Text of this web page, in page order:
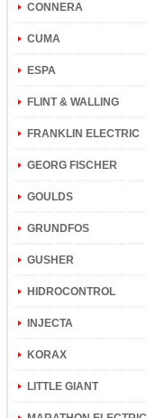
CONNERA
CUMA
ESPA
FLINT & WALLING
FRANKLIN ELECTRIC
GEORG FISCHER
GOULDS
GRUNDFOS
GUSHER
HIDROCONTROL
INJECTA
KORAX
LITTLE GIANT